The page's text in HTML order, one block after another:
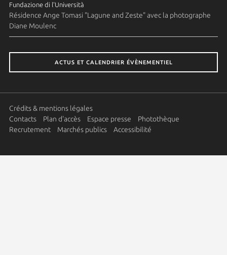
Fundazione di l'Università
Résidence Ange Tomasi "Lagune and Zeste" avec la photographe
Diane Moulenc
ACTUS ET CALENDRIER ÉVÈNEMENTIEL
Crédits & mentions légales
Contacts
Plan d'accès Espace presse
Photothèque
Recrutement
Marchés publics Accessibilité